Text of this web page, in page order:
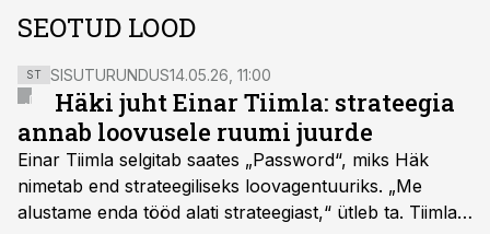
SEOTUD LOOD
ST SISUTURUNDUS14.05.26, 11:00
Häki juht Einar Tiimla: strateegia
annab loovusele ruumi juurde
Einar Tiimla selgitab saates „Password“, miks Häk
nimetab end strateegiliseks loovagentuuriks. „Me
alustame enda tööd alati strateegiast,“ ütleb ta. Tiimla